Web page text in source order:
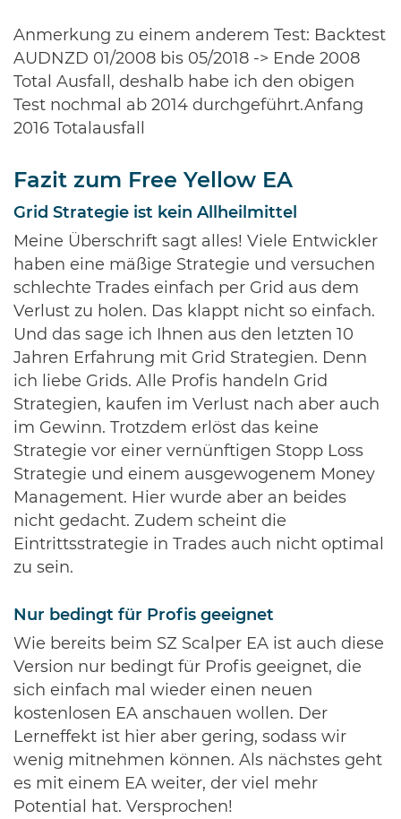
Anmerkung zu einem anderem Test: Backtest
AUDNZD 01/2008 bis 05/2018 -> Ende 2008
Total Ausfall, deshalb habe ich den obigen
Test nochmal ab 2014 durchgeführt.Anfang
2016 Totalausfall
Fazit zum Free Yellow EA
Grid Strategie ist kein Allheilmittel
Meine Überschrift sagt alles! Viele Entwickler
haben eine mäßige Strategie und versuchen
schlechte Trades einfach per Grid aus dem
Verlust zu holen. Das klappt nicht so einfach.
Und das sage ich Ihnen aus den letzten 10
Jahren Erfahrung mit Grid Strategien. Denn
ich liebe Grids. Alle Profis handeln Grid
Strategien, kaufen im Verlust nach aber auch
im Gewinn. Trotzdem erlöst das keine
Strategie vor einer vernünftigen Stopp Loss
Strategie und einem ausgewogenem Money
Management. Hier wurde aber an beides
nicht gedacht. Zudem scheint die
Eintrittsstrategie in Trades auch nicht optimal
zu sein.
Nur bedingt für Profis geeignet
Wie bereits beim SZ Scalper EA ist auch diese
Version nur bedingt für Profis geeignet, die
sich einfach mal wieder einen neuen
kostenlosen EA anschauen wollen. Der
Lerneffekt ist hier aber gering, sodass wir
wenig mitnehmen können. Als nächstes geht
es mit einem EA weiter, der viel mehr
Potential hat. Versprochen!